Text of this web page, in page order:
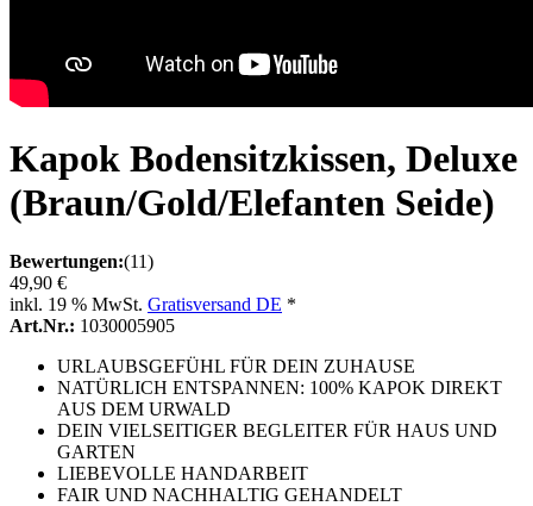
Kapok Bodensitzkissen, Deluxe
(Braun/Gold/Elefanten Seide)
Bewertungen:(11)
49,90 €
inkl. 19 % MwSt. Gratisversand DE *
Art.Nr.: 1030005905
URLAUBSGEFÜHL FÜR DEIN ZUHAUSE
NATÜRLICH ENTSPANNEN: 100% KAPOK DIREKT
AUS DEM URWALD
DEIN VIELSEITIGER BEGLEITER FÜR HAUS UND
GARTEN
LIEBEVOLLE HANDARBEIT
FAIR UND NACHHALTIG GEHANDELT